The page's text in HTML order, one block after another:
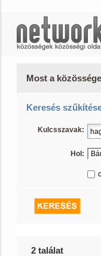
Most a
Keresés
Kulcsszavak:
Hol:
2 találat